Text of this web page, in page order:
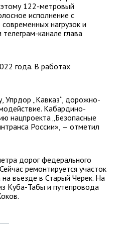
122-метровый
исполнение с
нагрузок и
канале глава
года. В работах
Упрдор „Кавказ“, дорожно-
Кабардино-
нацпроекта „Безопасные
России», — отметил
дорог федерального
ремонтируется участок
въезде в Старый Черек. На
Куба-Табы и путепровода